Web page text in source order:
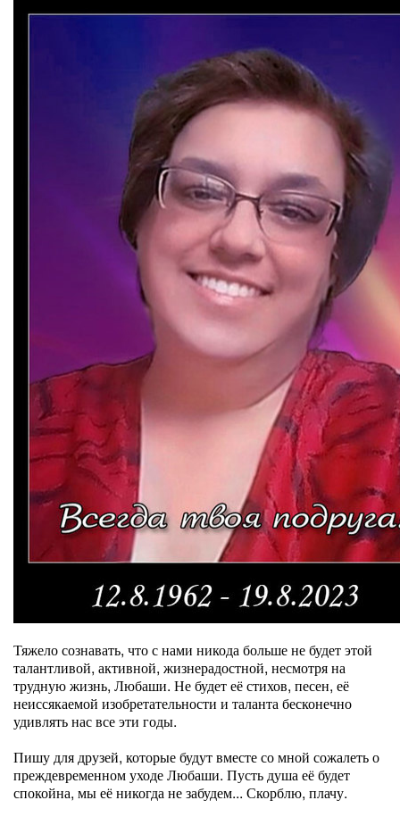
Тяжело сознавать, что с нами никода больше не будет этой
талантливой, активной, жизнерадостной, несмотря на
трудную жизнь, Любаши. Не будет её стихов, песен, её
неиссякаемой изобретательности и таланта бесконечно
удивлять нас все эти годы.
Пишу для друзей, которые будут вместе со мной сожалеть о
преждевременном уходе Любаши. Пусть душа её будет
спокойна, мы её никогда не забудем... Скорблю, плачу.